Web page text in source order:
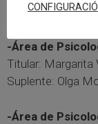
Suplente: Isabel
-Área de
Titular: Margarita
Suplente: Olga
-Área de